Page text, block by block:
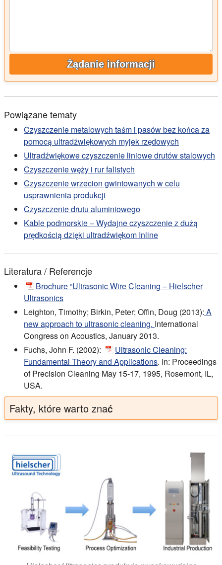
Żądanie informacji
Powiązane tematy
Czyszczenie metalowych taśm i pasów bez końca za
pomocą ultradźwiękowych myjek rzędowych
Ultradźwiękowe czyszczenie liniowe drutów stalowych
Czyszczenie węży i rur falistych
Czyszczenie wrzecion gwintowanych w celu
usprawnienia produkcji
Czyszczenie drutu aluminiowego
Kable podmorskie – Wydajne czyszczenie z dużą
prędkością dzięki ultradźwiękom Inline
Literatura / Referencje
Brochure “Ultrasonic Wire Cleaning – Hielscher
Ultrasonics
Leighton, Timothy; Birkin, Peter; Offin, Doug (2013): A
new approach to ultrasonic cleaning. International
Congress on Acoustics, January 2013.
Fuchs, John F. (2002):
Ultrasonic Cleaning:
Fundamental Theory and Applications. In: Proceedings
of Precision Cleaning May 15-17, 1995, Rosemont, IL,
USA.
Fakty, które warto znać